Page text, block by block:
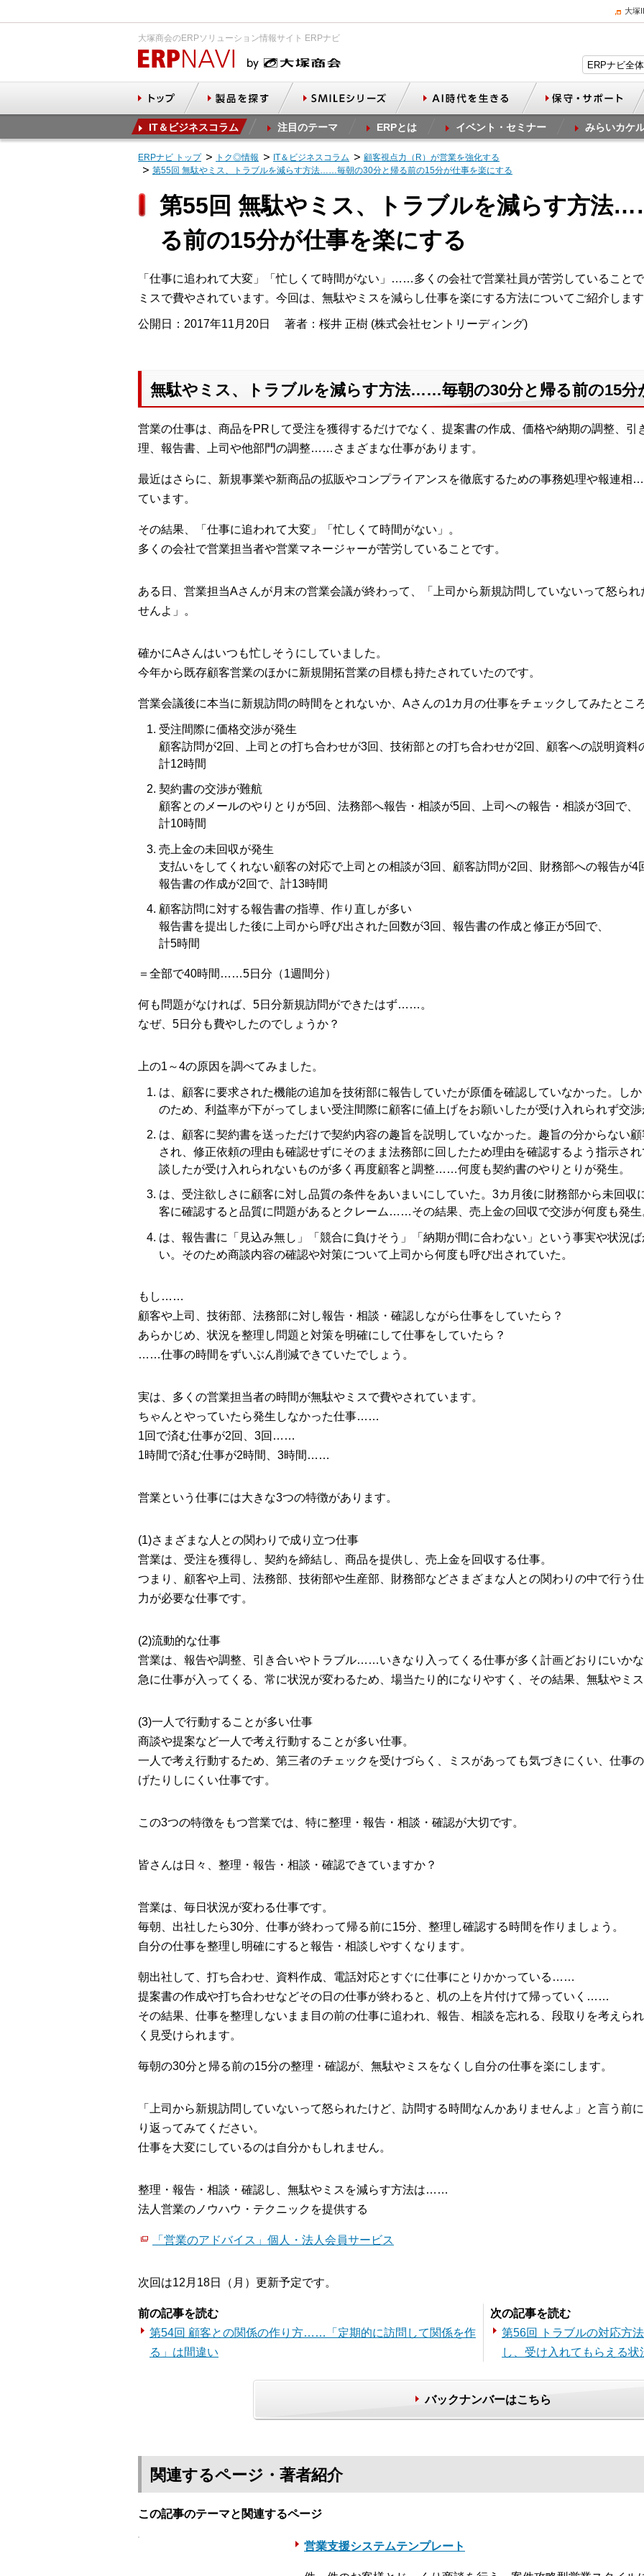
大塚
大塚商会のERPソリューション情報サイト ERPナビ
IT＆ビジネスコラム 注目のテーマ ERPとは イベント・セミナー みらいカケ
ERPナビ トップ トク◎情報 IT＆ビジネスコラム
顧客視点力（R）が営業を強化する
第55回 無駄やミス、トラブルを減らす方法……毎朝の30分と帰る前の15分が仕事を楽にする
第55回 無駄やミス、トラブルを減らす方法
る前の15分が仕事を楽にする
「仕事に追われて大変」「忙しくて時間がない」……多くの会社で営業社員が苦労していること
ミスで費やされています。今回は、無駄やミスを減らし仕事を楽にする方法についてご紹介します
公開日：2017年11月20日 著者：桜井 正樹 (株式会社セントリーディング)
無駄やミス、トラブルを減らす方法……毎朝の30分と帰る前の15分
営業の仕事は、商品をPRして受注を獲得するだけでなく、提案書の作成、価格や納期の調整、引
理、報告書、上司や他部門の調整……さまざまな仕事があります。
最近はさらに、新規事業や新商品の拡販やコンプライアンスを徹底するための事務処理や報連相
ています。
その結果、「仕事に追われて大変」「忙しくて時間がない」。
多くの会社で営業担当者や営業マネージャーが苦労していることです。
ある日、営業担当Aさんが月末の営業会議が終わって、「上司から新規訪問していないって怒ら
せんよ」。
確かにAさんはいつも忙しそうにしていました。
今年から既存顧客営業のほかに新規開拓営業の目標も持たされていたのです。
営業会議後に本当に新規訪問の時間をとれないか、Aさんの1カ月の仕事をチェックしてみたとこ
受注間際に価格交渉が発生
顧客訪問が2回、上司との打ち合わせが3回、技術部との打ち合わせが2回、顧客への説明資料
計12時間
契約書の交渉が難航
顧客とのメールのやりとりが5回、法務部へ報告・相談が5回、上司への報告・相談が3回で、
計10時間
売上金の未回収が発生
支払いをしてくれない顧客の対応で上司との相談が3回、顧客訪問が2回、財務部への報告が4
報告書の作成が2回で、計13時間
顧客訪問に対する報告書の指導、作り直しが多い
報告書を提出した後に上司から呼び出された回数が3回、報告書の作成と修正が5回で、
計5時間
＝全部で40時間……5日分（1週間分）
何も問題がなければ、5日分新規訪問ができたはず……。
なぜ、5日分も費やしたのでしょうか？
上の1～4の原因を調べてみました。
は、顧客に要求された機能の追加を技術部に報告していたが原価を確認していなかった。し
のため、利益率が下がってしまい受注間際に顧客に値上げをお願いしたが受け入れられず交渉
は、顧客に契約書を送っただけで契約内容の趣旨を説明していなかった。趣旨の分からない
され、修正依頼の理由も確認せずにそのまま法務部に回したため理由を確認するよう指示さ
談したが受け入れられないものが多く再度顧客と調整……何度も契約書のやりとりが発生。
は、受注欲しさに顧客に対し品質の条件をあいまいにしていた。3カ月後に財務部から未回収
客に確認すると品質に問題があるとクレーム……その結果、売上金の回収で交渉が何度も発生
は、報告書に「見込み無し」「競合に負けそう」「納期が間に合わない」という事実や状況
い。そのため商談内容の確認や対策について上司から何度も呼び出されていた。
もし……
顧客や上司、技術部、法務部に対し報告・相談・確認しながら仕事をしていたら？
あらかじめ、状況を整理し問題と対策を明確にして仕事をしていたら？
……仕事の時間をずいぶん削減できていたでしょう。
実は、多くの営業担当者の時間が無駄やミスで費やされています。
ちゃんとやっていたら発生しなかった仕事……
1回で済む仕事が2回、3回……
1時間で済む仕事が2時間、3時間……
営業という仕事には大きな3つの特徴があります。
(1)さまざまな人との関わりで成り立つ仕事
営業は、受注を獲得し、契約を締結し、商品を提供し、売上金を回収する仕事。
つまり、顧客や上司、法務部、技術部や生産部、財務部などさまざまな人との関わりの中で行う
力が必要な仕事です。
(2)流動的な仕事
営業は、報告や調整、引き合いやトラブル……いきなり入ってくる仕事が多く計画どおりにいかな
急に仕事が入ってくる、常に状況が変わるため、場当たり的になりやすく、その結果、無駄やミ
(3)一人で行動することが多い仕事
商談や提案など一人で考え行動することが多い仕事。
一人で考え行動するため、第三者のチェックを受けづらく、ミスがあっても気づきにくい、仕事
げたりしにくい仕事です。
この3つの特徴をもつ営業では、特に整理・報告・相談・確認が大切です。
皆さんは日々、整理・報告・相談・確認できていますか？
営業は、毎日状況が変わる仕事です。
毎朝、出社したら30分、仕事が終わって帰る前に15分、整理し確認する時間を作りましょう。
自分の仕事を整理し明確にすると報告・相談しやすくなります。
朝出社して、打ち合わせ、資料作成、電話対応とすぐに仕事にとりかかっている……
提案書の作成や打ち合わせなどその日の仕事が終わると、机の上を片付けて帰っていく……
その結果、仕事を整理しないまま目の前の仕事に追われ、報告、相談を忘れる、段取りを考え
く見受けられます。
毎朝の30分と帰る前の15分の整理・確認が、無駄やミスをなくし自分の仕事を楽にします。
「上司から新規訪問していないって怒られたけど、訪問する時間なんかありませんよ」と言う前
り返ってみてください。
仕事を大変にしているのは自分かもしれません。
整理・報告・相談・確認し、無駄やミスを減らす方法は……
法人営業のノウハウ・テクニックを提供する
「営業のアドバイス」個人・法人会員サービス
次回は12月18日（月）更新予定です。
前の記事を読む
第54回 顧客との関係の作り方……「定期的に訪問して関係を作
る」は間違い
次の記事を読む
第56回 トラブルの対応方
し、受け入れてもらえる状
バックナンバーはこちら
関連するページ・著者紹介
この記事のテーマと関連するページ
営業支援システムテンプレート